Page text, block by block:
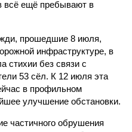
там рассчитывают
дороге «Гуниб –
уничтожили подъездные
чего от внешнего
шесть населённых
транспортного
в настоящий момент